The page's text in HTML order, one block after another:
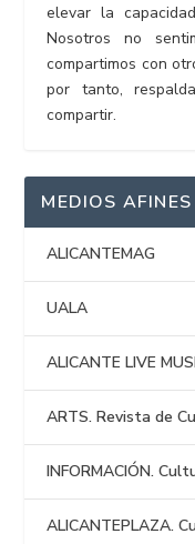
elevar la
Nosotros no
compartimos con
por tanto,
compartir.
MEDIOS AFINES
ALICANTEMAG
UALA
ALICANTE LIVE
ARTS. Revista de
INFORMACIÓN.
ALICANTEPLAZA.